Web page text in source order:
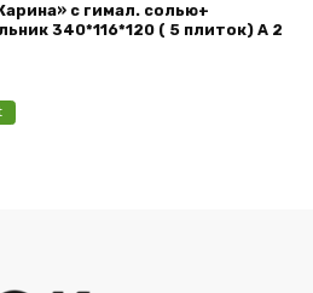
с гимал. солью+
340*116*120 ( 5 плиток) А 2